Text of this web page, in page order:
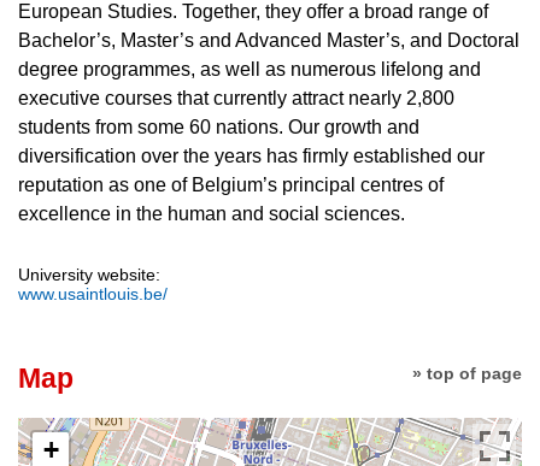
European Studies. Together, they offer a broad range of
Bachelor’s, Master’s and Advanced Master’s, and Doctoral
degree programmes, as well as numerous lifelong and
executive courses that currently attract nearly 2,800
students from some 60 nations. Our growth and
diversification over the years has firmly established our
reputation as one of Belgium’s principal centres of
excellence in the human and social sciences.
University website:
www.usaintlouis.be/
» top of page
Map
+